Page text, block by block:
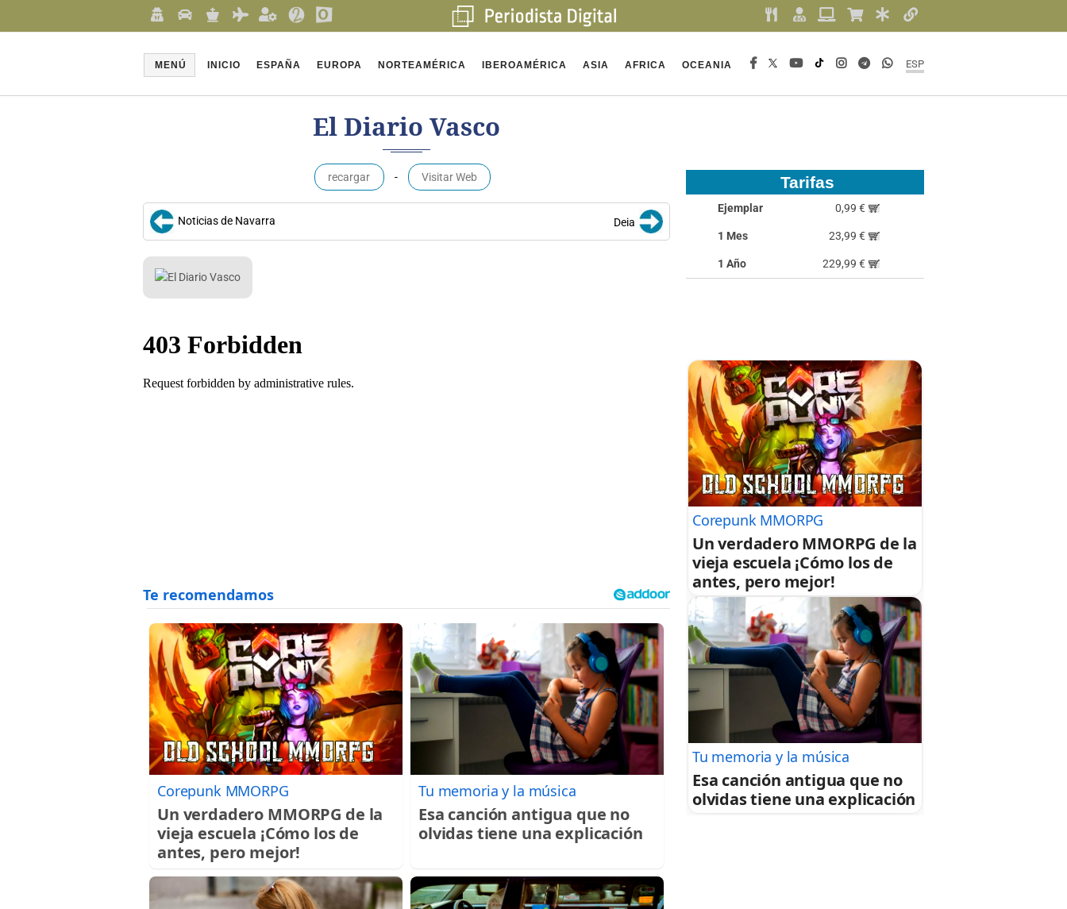
ESP
MENÚ INICIO ESPAÑA EUROPA NORTEAMÉRICA IBEROAMÉRICA ASIA AFRICA OCEANIA
El Diario Vasco
recargar - Visitar Web
Noticias de Navarra Deia
Corepunk MMORPG
Un verdadero MMORPG de la
vieja escuela ¡Cómo los de
antes, pero mejor!
Tu memoria y la música
Esa canción antigua que no
olvidas tiene una explicación
Tarifas
Ejemplar 0,99 €
1 Mes 23,99 €
1 Año 229,99 €
Corepunk MMORPG
Un verdadero MMORPG de la
vieja escuela ¡Cómo los de
antes, pero mejor!
Tu memoria y la música
Esa canción antigua que no
olvidas tiene una explicación